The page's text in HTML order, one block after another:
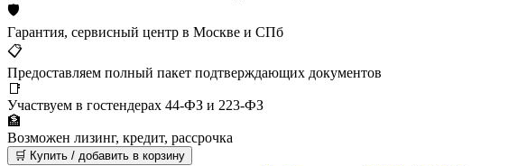
🛡
Гарантия, сервисный центр в Москве и СПб
📋
Предоставляем полный пакет подтверждающих документов
📑
Участвуем в гостендерах 44-ФЗ и 223-ФЗ
🏦
Возможен лизинг, кредит, рассрочка
🛒 Купить / добавить в корзину